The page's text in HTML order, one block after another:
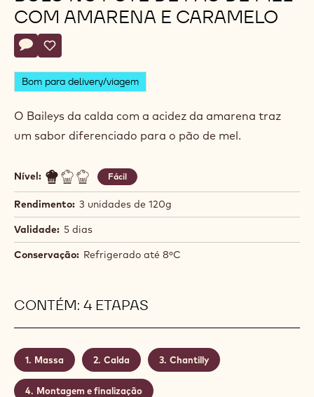
COM AMARENA E CARAMELO
Actions
Deixe um comentário
- Bolo no Pote de Pão de Mel com Amarena e Caramelo
Salvar
- Bolo no Pote de Pão de Mel com Amarena e
Bom para delivery/viagem
O Baileys da calda com a acidez da amarena traz
um sabor diferenciado para o pão de mel.
Nível: Fácil
Rendimento: 3 unidades de 120g
Validade: 5 dias
Conservação: Refrigerado até 8ºC
CONTÉM: 4 ETAPAS
Massa Calda Chantilly
Montagem e finalização